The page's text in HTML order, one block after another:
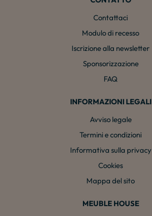
Contattaci
Modulo di recesso
Iscrizione alla newsletter
Sponsorizzazione
FAQ
INFORMAZIONI LEGALI
Avviso legale
Termini e condizioni
Informativa sulla privacy
Cookies
Mappa del sito
MEUBLE HOUSE